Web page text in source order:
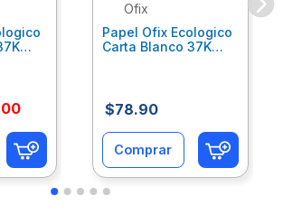
00
Ofix
Papel Ofix Ecologico
Carta Blanco 37K
$78.90
Comprar